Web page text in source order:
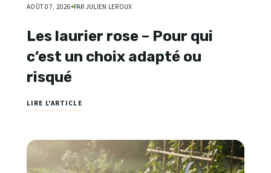
AOÛT 07, 2026 PAR JULIEN LEROUX
Les laurier rose – Pour qui
c’est un choix adapté ou
risqué
LIRE L'ARTICLE